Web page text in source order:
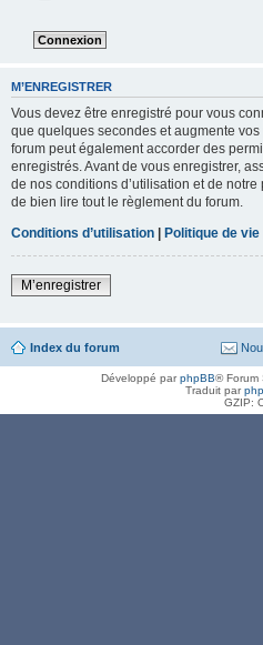
M’ENREGISTRER
Vous devez être enregistré pour vous
que quelques secondes et augmente vos
forum peut également accorder des
enregistrés. Avant de vous enregistrer,
de nos conditions d’utilisation et de
de bien lire tout le règlement du forum.
Conditions d’utilisation | Politique de
M’enregistrer
Index du forum
Développé parphpBB® Forum
Traduit par
GZIP: